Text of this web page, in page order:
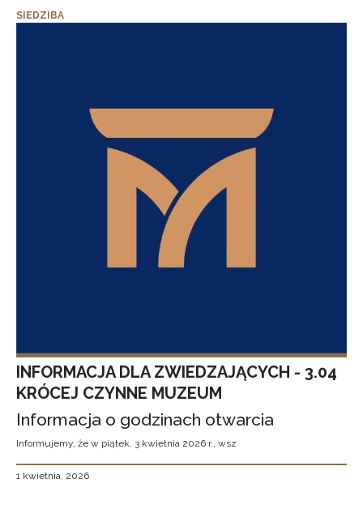
SIEDZIBA
INFORMACJA DLA ZWIEDZAJĄCYCH - 3.04
KRÓCEJ CZYNNE MUZEUM
Informacja o godzinach otwarcia
Informujemy, że w piątek, 3 kwietnia 2026 r., wsz
1 kwietnia, 2026